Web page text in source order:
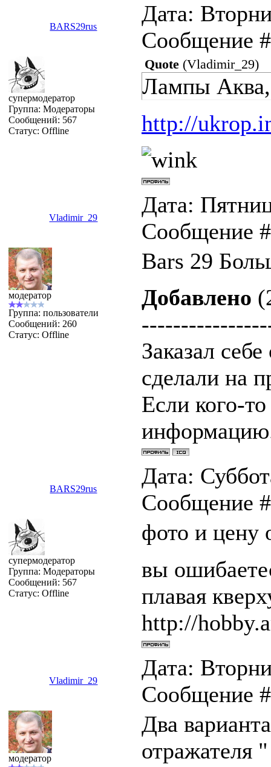
BARS29rus
Дата:
Сообщение
супермодератор
Группа: Модераторы
Сообщений: 567
Статус: Offline
Quote(Vladimir_29)
Лампы
http://
Vladimir_29
Дата:
Сообщение
модератор
Группа: пользователи
Сообщений: 260
Статус: Offline
Bars 29
Добавлено
Заказал
сделали на
Если кого-
BARS29rus
Дата:
Сообщение
супермодератор
Группа: Модераторы
Сообщений: 567
Статус: Offline
фото и цену
вы
плавая
http://
Vladimir_29
Дата:
Сообщение
модератор
Два
отражателя